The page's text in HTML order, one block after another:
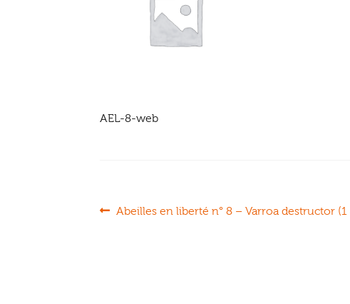
AEL-8-web
Navigation
Article
Abeilles en liberté n° 8 – Varroa destructor (1